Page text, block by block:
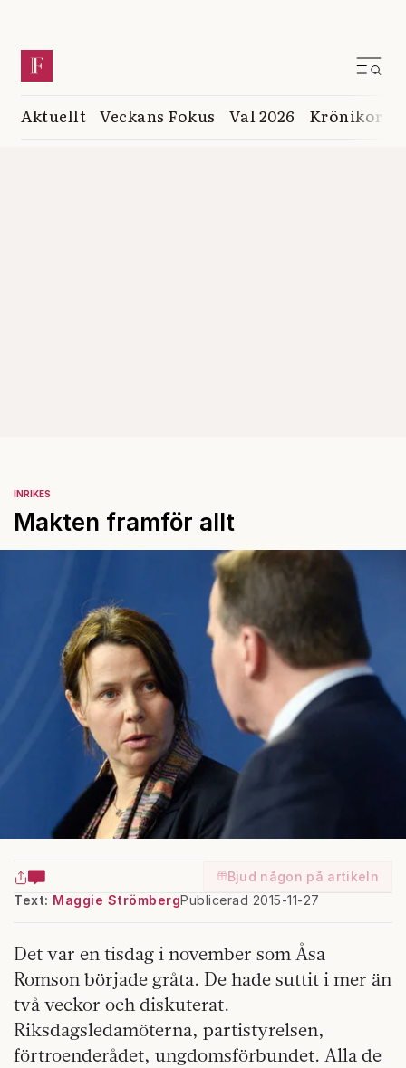
Aktuellt Veckans Fokus Val 2026 Krönikor
INRIKES
Makten framför allt
Bjud någon på artikeln
Text: Maggie StrömbergPublicerad 2015-11-27
Det var en tisdag i november som Åsa
Romson började gråta. De hade suttit i mer än
två veckor och diskuterat.
Riksdagsledamöterna, partistyrelsen,
förtroenderådet, ungdomsförbundet. Alla de